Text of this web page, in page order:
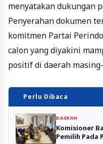
menyatakan dukungan
Penyerahan dokumen
komitmen Partai
calon yang diyakini
positif di daerah
Perlu Dibaca
DAERAH
Komisioner
Pemilih Pada